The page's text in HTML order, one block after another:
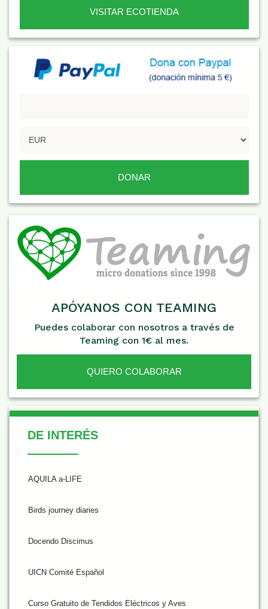
VISITAR ECOTIENDA
APÓYANOS CON TEAMING
Puedes colaborar con nosotros a través de
Teaming con 1€ al mes.
QUIERO COLABORAR
De Interés
DE INTERÉS
AQUILA a-LIFE
Birds journey diaries
Docendo Discimus
UICN Comité Español
Curso Gratuito de Tendidos Eléctricos y Aves